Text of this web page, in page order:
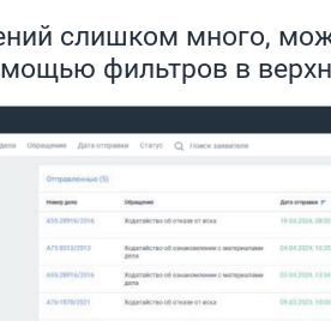
слишком много,
фильтров в